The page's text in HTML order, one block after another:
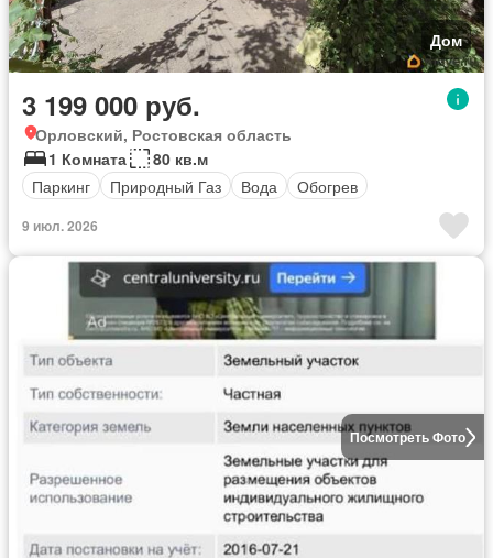
Дом
3 199 000 руб.
Орловский, Ростовская область
1 Комната
80 кв.м
Паркинг
Природный Газ Вода Обогрев
9 июл. 2026
Посмотреть Фото